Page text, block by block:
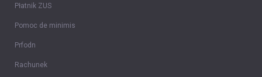
Płatnik ZUS
Pomoc de minimis
Prfodn
Rachunek